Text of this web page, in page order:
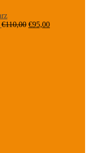
€110,00 Ursprünglicher
€95,00Aktueller